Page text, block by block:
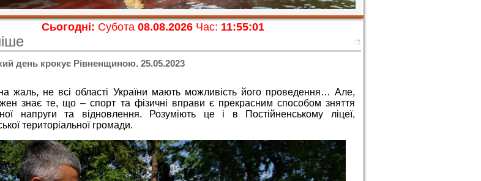
Сьогодні: Субота 08.08.2026 Час: 11:55:03
день крокує Рівненщиною. 25.05.2023
жаль, не всі області України мають можливість його проведення… Але,
знає те, що – спорт та фізичні вправи є прекрасним способом зняття
напруги та відновлення. Розуміють це і в Постійненському ліцеї,
територіальної громади.